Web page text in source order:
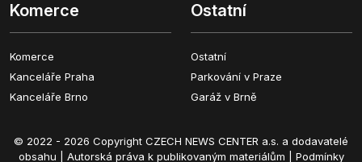
Komerce
Komerce
Kanceláře Praha
Kanceláře Brno
Ostatní
Ostatní
Parkování v Praze
Garáž v Brně
© 2022 - 2026 Copyright CZECH NEWS CENTER a.s. a dodavatelé
obsahu | Autorská práva k publikovaným materiálům Podmínky